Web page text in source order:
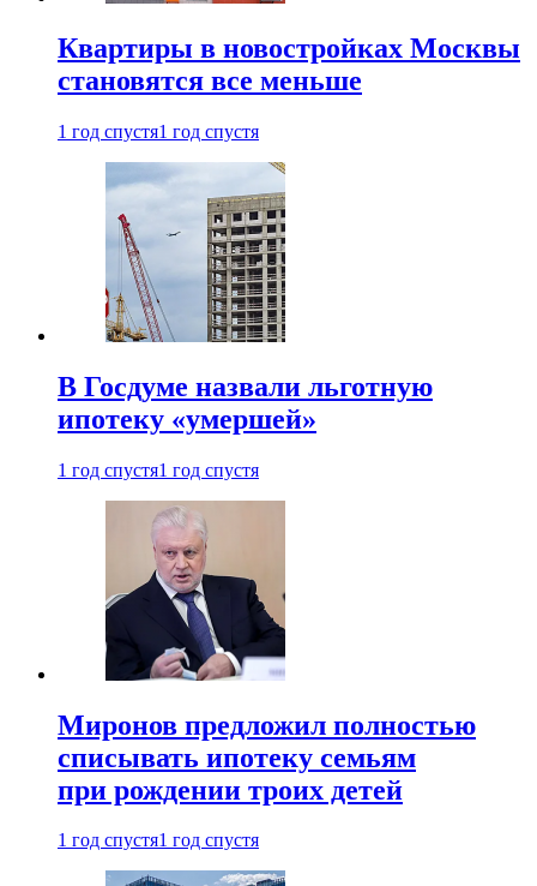
Квартиры в новостройках Москвы
становятся все меньше
1 год спустя1 год спустя
В Госдуме назвали льготную
ипотеку «умершей»
1 год спустя1 год спустя
Миронов предложил полностью
списывать ипотеку семьям
при рождении троих детей
1 год спустя1 год спустя